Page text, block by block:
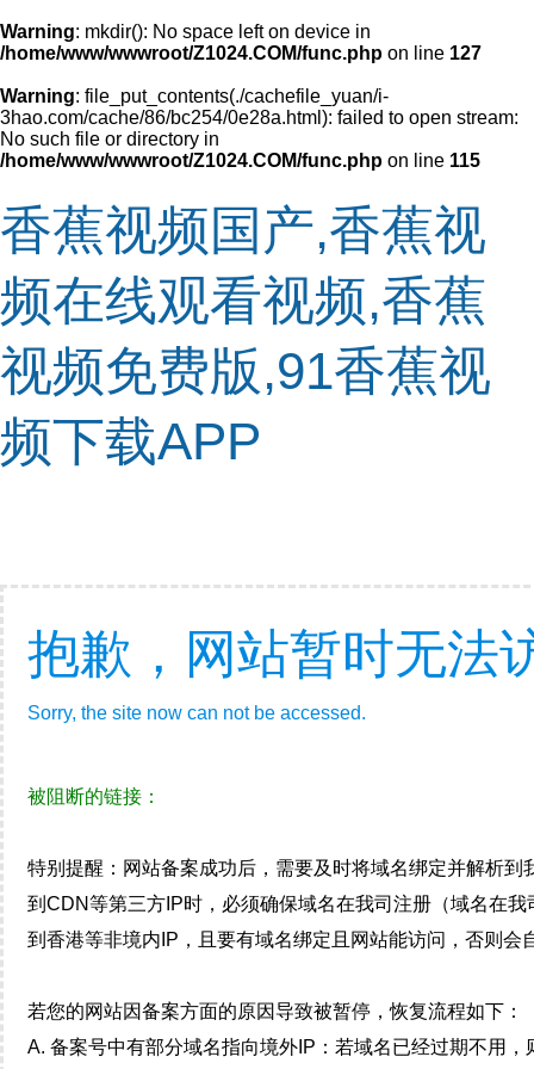
Warning: mkdir(): No space left on device in
/home/www/wwwroot/Z1024.COM/func.php on line 127
Warning: file_put_contents(./cachefile_yuan/i-
3hao.com/cache/86/bc254/0e28a.html): failed to open stream:
No such file or directory in
/home/www/wwwroot/Z1024.COM/func.php on line 115
香蕉视频国产,香蕉视
频在线观看视频,香蕉
视频免费版,91香蕉视
频下载APP
抱歉，网站暂时无法
Sorry, the site now can not be accessed.
被阻断的链接：
特别提醒：网站备案成功后，需要及时将域名绑定并解析
到CDN等第三方IP时，必须确保域名在我司注册（域名在
到香港等非境内IP，且要有域名绑定且网站能访问，否则
若您的网站因备案方面的原因导致被暂停，恢复流程如下：
A. 备案号中有部分域名指向境外IP：若域名已经过期不用